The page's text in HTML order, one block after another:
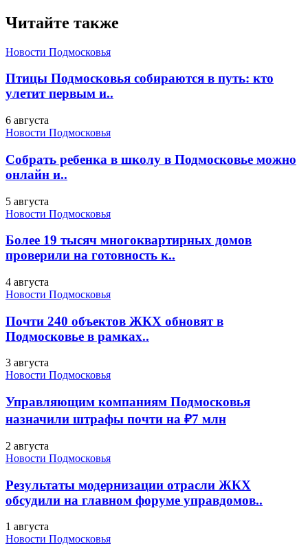
Читайте также
Новости Подмосковья
Птицы Подмосковья собираются в путь: кто
улетит первым и..
6 августа
Новости Подмосковья
Собрать ребенка в школу в Подмосковье можно
онлайн и..
5 августа
Новости Подмосковья
Более 19 тысяч многоквартирных домов
проверили на готовность к..
4 августа
Новости Подмосковья
Почти 240 объектов ЖКХ обновят в
Подмосковье в рамках..
3 августа
Новости Подмосковья
Управляющим компаниям Подмосковья
назначили штрафы почти на ₽7 млн
2 августа
Новости Подмосковья
Результаты модернизации отрасли ЖКХ
обсудили на главном форуме управдомов..
1 августа
Новости Подмосковья